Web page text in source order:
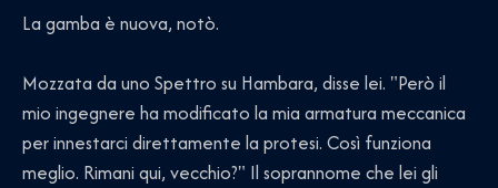
La gamba è nuova, notò.
Mozzata da uno Spettro su Hambara, disse lei. "Però il
mio ingegnere ha modificato la mia armatura meccanica
per innestarci direttamente la protesi. Così funziona
meglio. Rimani qui, vecchio?" Il soprannome che lei gli